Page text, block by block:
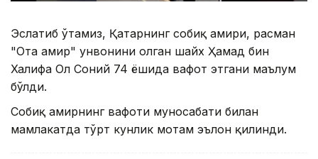
Эслатиб ўтамиз, Қатарнинг собиқ амири, расман
"Ота амир" унвонини олган шайх Ҳамад бин
Халифа Ол Соний 74 ёшида вафот этгани маълум
бўлди.
Собиқ амирнинг вафоти муносабати билан
мамлакатда тўрт кунлик мотам эълон қилинди.